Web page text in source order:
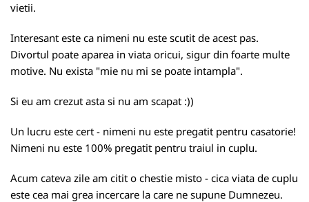
vietii.
Interesant este ca nimeni nu este scutit de acest pas.
Divortul poate aparea in viata oricui, sigur din foarte multe
motive. Nu exista "mie nu mi se poate intampla".
Si eu am crezut asta si nu am scapat :))
Un lucru este cert - nimeni nu este pregatit pentru casatorie!
Nimeni nu este 100% pregatit pentru traiul in cuplu.
Acum cateva zile am citit o chestie misto - cica viata de cuplu
este cea mai grea incercare la care ne supune Dumnezeu.